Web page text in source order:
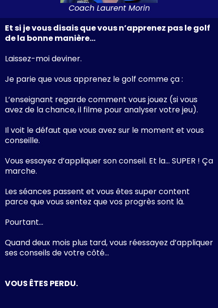
Coach Laurent Morin
Et si je vous disais que vous n’apprenez pas le golf
de la bonne manière…
Laissez-moi deviner.
Je parie que vous apprenez le golf comme ça :
L’enseignant regarde comment vous jouez (si vous
avez de la chance, il filme pour analyser votre jeu).
Il voit le défaut que vous avez sur le moment et vous
conseille.
Vous essayez d’appliquer son conseil. Et la… SUPER ! Ça
marche.
Les séances passent et vous êtes super content
parce que vous sentez que vos progrès sont là.
Pourtant…
Quand deux mois plus tard, vous réessayez d’appliquer
ses conseils de votre côté…
VOUS ÊTES PERDU.